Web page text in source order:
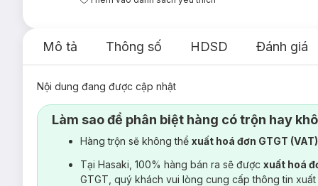
Mô tả Thông số HDSD Đánh giá
Nội dung đang được cập nhật
Làm sao để phân biệt hàng có trộn hay
Hàng trộn sẽ không thể xuất hoá đơn GTGT
Tại Hasaki, 100% hàng bán ra sẽ được xuất hoá
GTGT, quý khách vui lòng cung cấp thông tin